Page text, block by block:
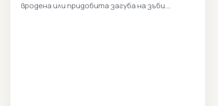
вродена или придобита загуба на зъби.